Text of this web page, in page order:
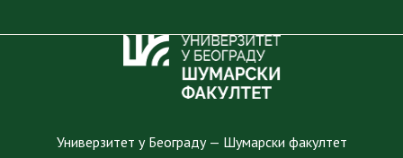
Универзитет у Београду — Шумарски факултет